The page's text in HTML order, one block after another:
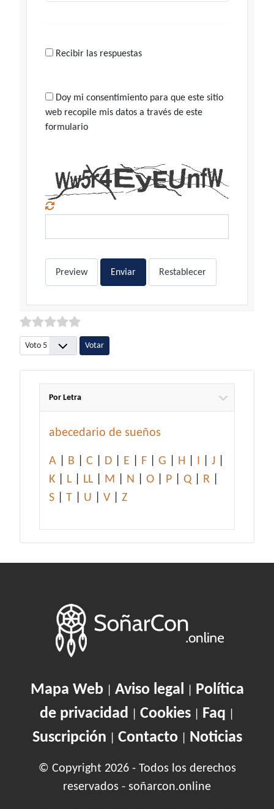
Recibir las respuestas
Doy mi consentimiento para que este sitio
web recopile mis datos a través de este
formulario
Preview Enviar Restablecer
Por favor, vote
Por Letra
abecedario de sueños
A B C D E F G H I J
K
L LL M N O P Q R
S
T U V Z
Mapa Web| Aviso legal
Política
de privacidad
Cookies Faq
Suscripción Contacto| Noticias
© Copyright 2026 - Todos los derechos
reservados - soñarcon.online